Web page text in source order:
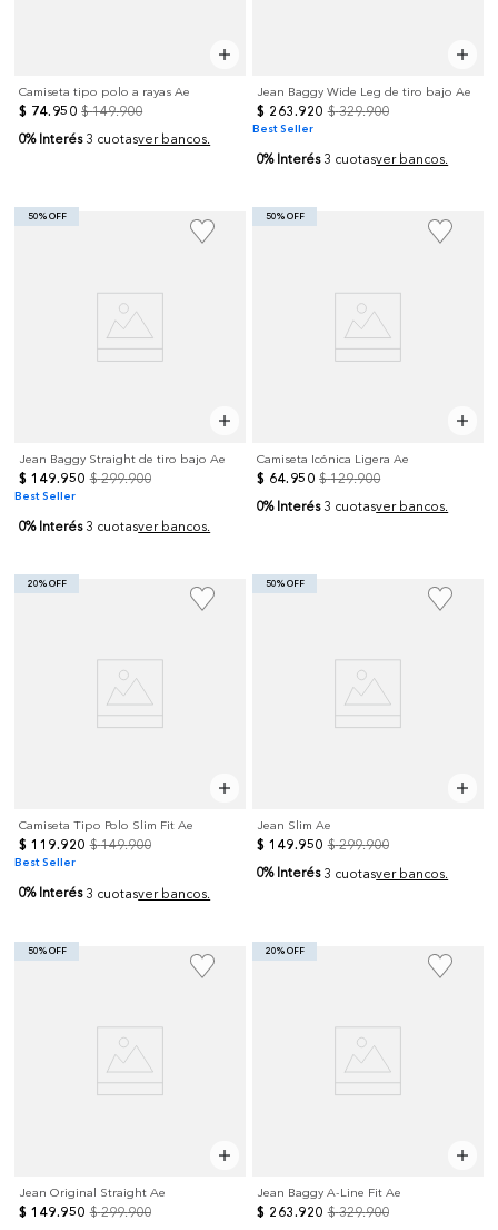
Camiseta tipo polo a rayas Ae
$ 74. 950 $ 149.900
0% Interés 3 cuotasver bancos.
Jean Baggy Wide Leg de tiro bajo Ae
$ 263.920 $ 329.900
Best Seller
0% Interés 3 cuotasver bancos.
50% OFF
Jean Baggy Straight de tiro bajo Ae
$ 149.950 $ 299.900
Best Seller
0% Interés 3 cuotasver bancos.
50% OFF
Camiseta Icónica Ligera Ae
$ 64. 950 $ 129.900
0% Interés 3 cuotasver bancos.
20% OFF
Camiseta Tipo Polo Slim Fit Ae
$ 119.920 $ 149.900
Best Seller
0% Interés 3 cuotasver bancos.
50% OFF
Jean Slim Ae
$ 149.950 $ 299.900
0% Interés 3 cuotasver bancos.
50% OFF
Jean Original Straight Ae
$ 149.950 $ 299.900
20% OFF
Jean Baggy A-Line Fit Ae
$ 263.920 $ 329.900